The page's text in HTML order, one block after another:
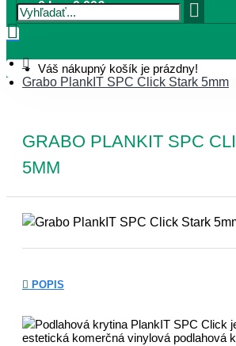
0 ks - 0,00€
Váš nákupný košík je prázdny!
Grabo PlankIT SPC Click Stark 5mm
GRABO PLANKIT SPC
5MM
POPIS
Podlahová krytina PlankIT SPC Click
estetická komerčná vinylová podlahová